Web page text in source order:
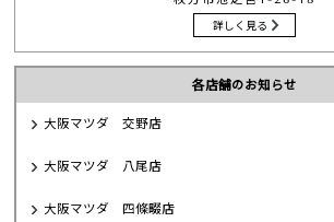
詳しく見る
各店舗のお知らせ
大阪マツダ 交野店
大阪マツダ 八尾店
大阪マツダ 四條畷店